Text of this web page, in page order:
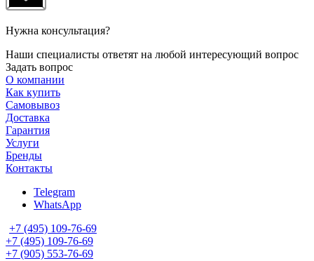
Нужна консультация?
Наши специалисты ответят на любой интересующий вопрос
Задать вопрос
О компании
Как купить
Самовывоз
Доставка
Гарантия
Услуги
Бренды
Контакты
Telegram
WhatsApp
+7 (495) 109-76-69
+7 (495) 109-76-69
+7 (905) 553-76-69